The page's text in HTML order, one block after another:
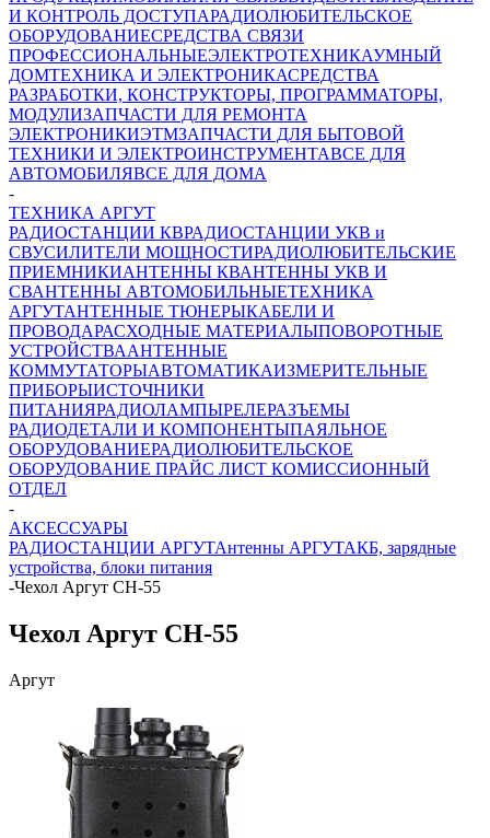
И КОНТРОЛЬ ДОСТУПАРАДИОЛЮБИТЕЛЬСКОЕ
ОБОРУДОВАНИЕСРЕДСТВА СВЯЗИ
ПРОФЕССИОНАЛЬНЫЕЭЛЕКТРОТЕХНИКАУМНЫЙ
ДОМТЕХНИКА И ЭЛЕКТРОНИКАСРЕДСТВА
РАЗРАБОТКИ, КОНСТРУКТОРЫ, ПРОГРАММАТОРЫ,
МОДУЛИЗАПЧАСТИ ДЛЯ РЕМОНТА
ЭЛЕКТРОНИКИЭТМЗАПЧАСТИ ДЛЯ БЫТОВОЙ
ТЕХНИКИ И ЭЛЕКТРОИНСТРУМЕНТАВСЕ ДЛЯ
АВТОМОБИЛЯВСЕ ДЛЯ ДОМА
-
ТЕХНИКА АРГУТ
РАДИОСТАНЦИИ КВРАДИОСТАНЦИИ УКВ и
СВУСИЛИТЕЛИ МОЩНОСТИРАДИОЛЮБИТЕЛЬСКИЕ
ПРИЕМНИКИАНТЕННЫ КВАНТЕННЫ УКВ И
СВАНТЕННЫ АВТОМОБИЛЬНЫЕТЕХНИКА
АРГУТАНТЕННЫЕ ТЮНЕРЫКАБЕЛИ И
ПРОВОДАРАСХОДНЫЕ МАТЕРИАЛЫПОВОРОТНЫЕ
УСТРОЙСТВААНТЕННЫЕ
КОММУТАТОРЫАВТОМАТИКАИЗМЕРИТЕЛЬНЫЕ
ПРИБОРЫИСТОЧНИКИ
ПИТАНИЯРАДИОЛАМПЫРЕЛЕРАЗЪЕМЫ
РАДИОДЕТАЛИ И КОМПОНЕНТЫПАЯЛЬНОЕ
ОБОРУДОВАНИЕРАДИОЛЮБИТЕЛЬСКОЕ
ОБОРУДОВАНИЕ ПРАЙС ЛИСТ КОМИССИОННЫЙ
ОТДЕЛ
-
АКСЕССУАРЫ
РАДИОСТАНЦИИ АРГУТАнтенны АРГУТАКБ, зарядные
устройства, блоки питания
-Чехол Аргут CH-55
Чехол Аргут CH-55
Аргут